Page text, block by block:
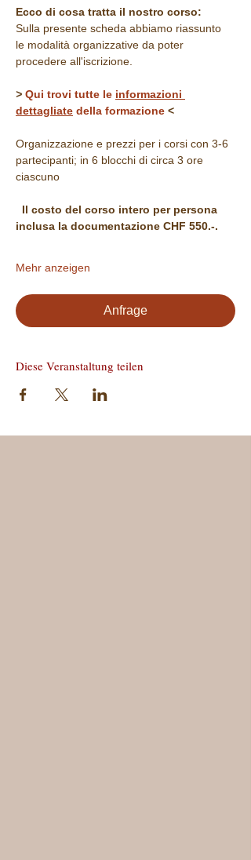
Ecco di cosa tratta il nostro corso:
Sulla presente scheda abbiamo riassunto
le modalità organizzative da poter
procedere all'iscrizione.
> Qui trovi tutte le informazioni
dettagliate della formazione <
Organizzazione e prezzi per i corsi con 3-6
partecipanti; in 6 blocchi di circa 3 ore
ciascuno
Il costo del corso intero per persona
inclusa la documentazione CHF 550.-.
Mehr anzeigen
Anfrage
Diese Veranstaltung teilen